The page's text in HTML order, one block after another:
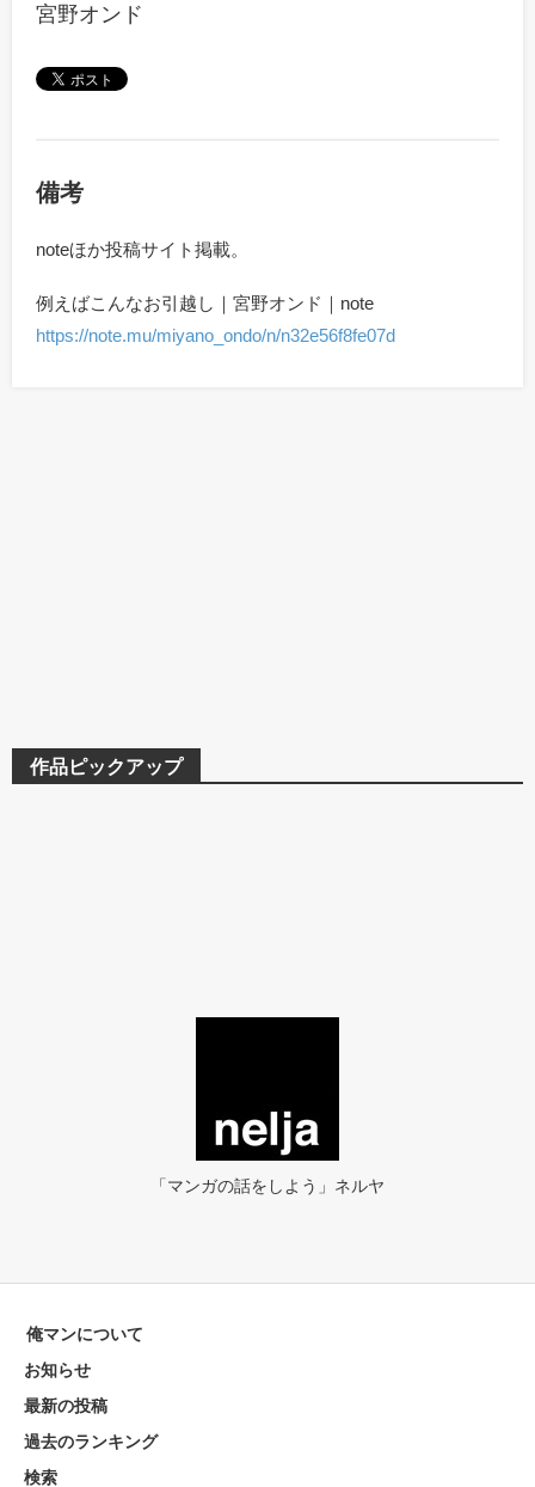
宮野オンド
備考
noteほか投稿サイト掲載。
例えばこんなお引越し｜宮野オンド｜note
https://note.mu/miyano_ondo/n/n32e56f8fe07d
作品ピックアップ
「マンガの話をしよう」ネルヤ
俺マンについて
お知らせ
最新の投稿
過去のランキング
検索